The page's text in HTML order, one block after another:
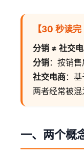
【30 秒读完
分销 ≠ 社交
分销：按销
社交电商：
两者经常被混
一、两个概